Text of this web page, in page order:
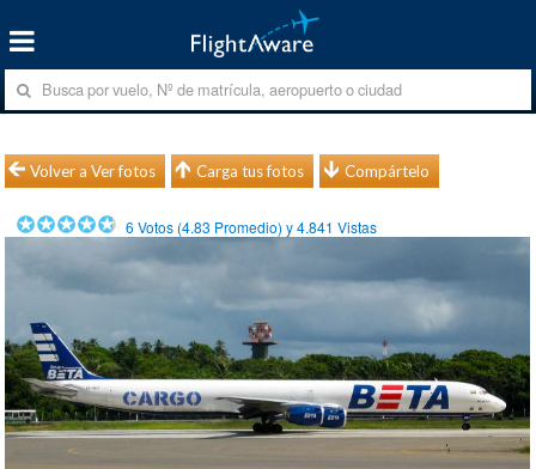
Volver a Ver fotos Carga tus fotos Compártelo
6 Votos (4.83 Promedio) y4.841 Vistas